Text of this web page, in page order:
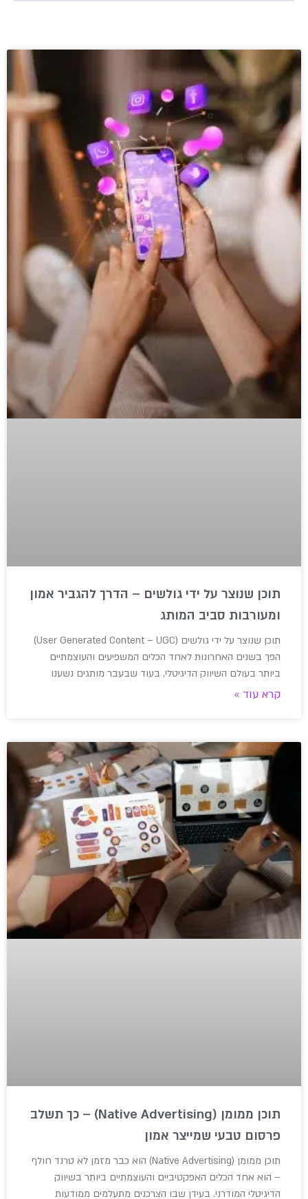
תוכן שנוצר על ידי גולשים – הדרך להגביר אמון
ומעורבות סביב המותג
תוכן שנוצר על ידי גולשים (User Generated Content – UGC)
הפך בשנים האחרונות לאחד הכלים המשפיעים והעוצמתיים
ביותר בעולם השיווק הדיגיטלי. בעוד שבעבר מותגים נשענו
קרא עוד »
תוכן ממומן (Native Advertising) – כך תשלב
פרסום טבעי שמייצר אמון
תוכן ממומן (Native Advertising) הוא כבר מזמן לא טרנד חולף
– הוא אחד הכלים האפקטיביים והעוצמתיים ביותר בשיווק
הדיגיטלי המודרני. בעידן שבו הצרכנים מתעלמים ממודעות